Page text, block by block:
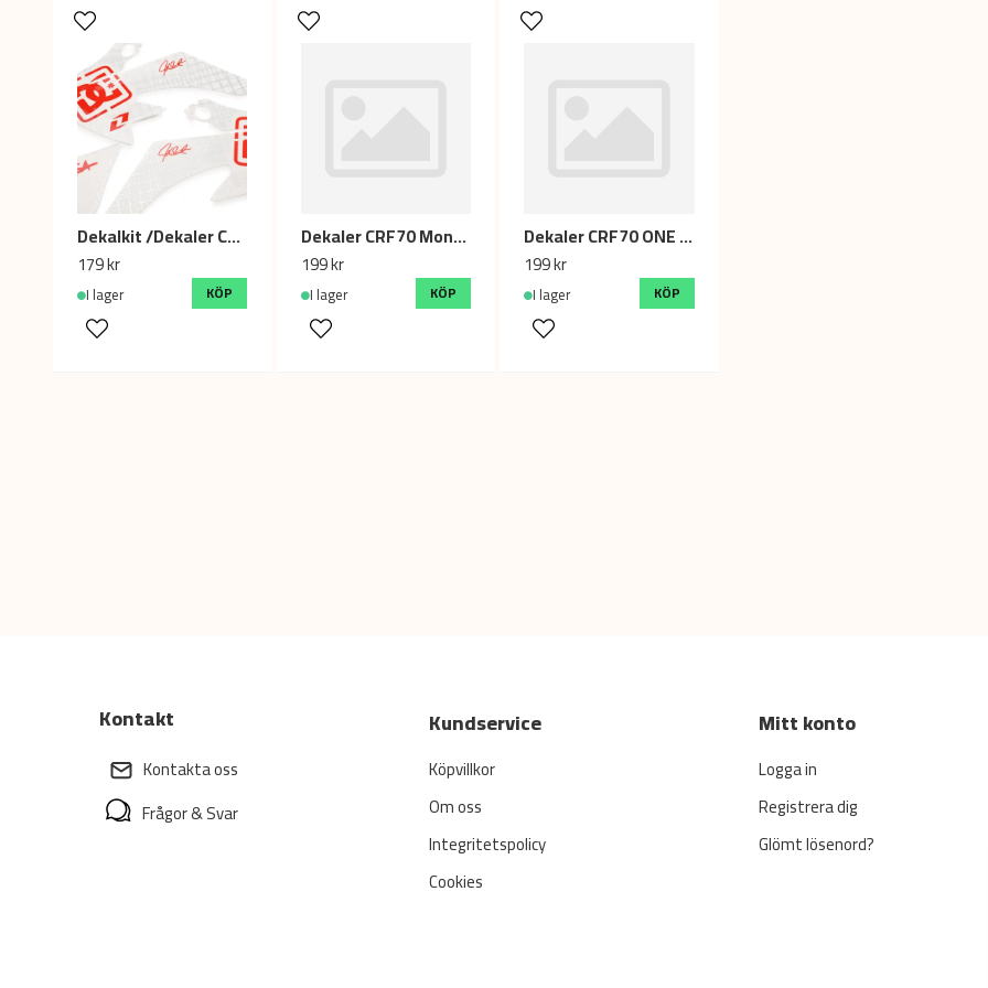
Dekalkit /Dekaler CRF50 ONE DC Shoes
179 kr
I lager KÖP
Dekaler CRF70 Monster Energy
199 kr
I lager KÖP
Dekaler CRF70 ONE DC
199 kr
I lager KÖP
Kontakt
Kontakta oss
Frågor & Svar
Kundservice
Köpvillkor
Om oss
Integritetspolicy
Cookies
Mitt konto
Logga in
Registrera dig
Glömt lösenord?